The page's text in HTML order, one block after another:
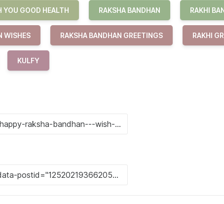
YOU GOOD HEALTH RAKSHA BANDHAN RAKHI
WISHES RAKSHA BANDHAN GREETINGS RAKHI
KULFY